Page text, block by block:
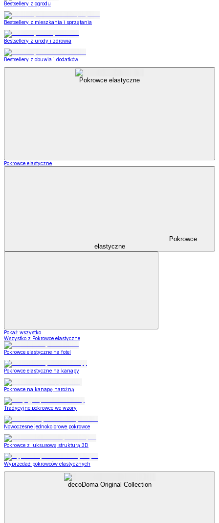
Bestsellery z ogrodu
Bestsellery z mieszkania i sprzątania
Bestsellery z urody i zdrowia
Bestsellery z obuwia i dodatków
Pokrowce elastyczne
Pokrowce elastyczne
Pokrowce
elastyczne
Pokaż wszystko
Wszystko z Pokrowce elastyczne
Pokrowce elastyczne na fotel
Pokrowce elastyczne na kanapy
Pokrowce na kanapę narożną
Tradycyjne pokrowce we wzory
Nowoczesne jednokolorowe pokrowce
Pokrowce z luksusową strukturą 3D
Wyprzedaż pokrowców elastycznych
decoDoma Original Collection